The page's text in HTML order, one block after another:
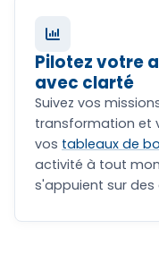
Pilotez votre
avec clarté
Suivez vos
transformation et
vos tableaux de
activité à tout
s'appuient sur